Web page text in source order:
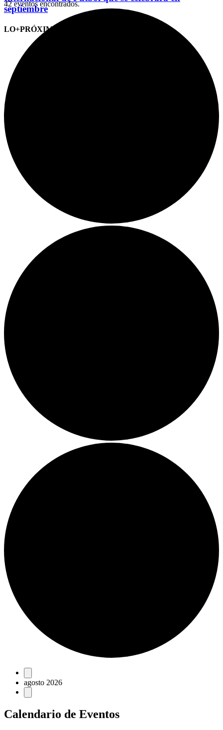
septiembre
LO+PRÓXIMO (CITAS)
42 eventos encontrados.
Eventos
agosto 2026
Calendario de Eventos